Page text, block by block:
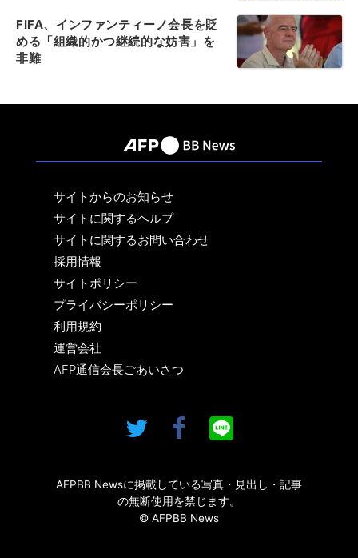
FIFA、インファンティーノ会長を貶
める「組織的かつ継続的な妨害」を
非難
サイトからのお知らせ
サイトに関するヘルプ
サイトに関するお問い合わせ
採用情報
サイトポリシー
プライバシーポリシー
利用規約
運営会社
AFP通信会長ごあいさつ
AFPBB Newsに掲載している写真・見出し・記事
の無断使用を禁じます。
© AFPBB News